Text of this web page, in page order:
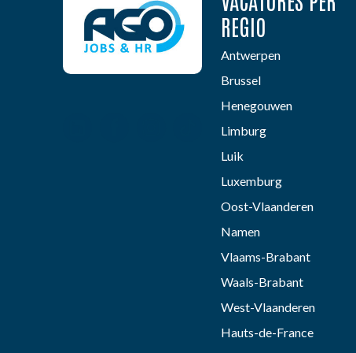
REGIO
Antwerpen
Brussel
Henegouwen
Limburg
Luik
Luxemburg
Oost-Vlaanderen
Namen
Vlaams-Brabant
Waals-Brabant
West-Vlaanderen
Hauts-de-France